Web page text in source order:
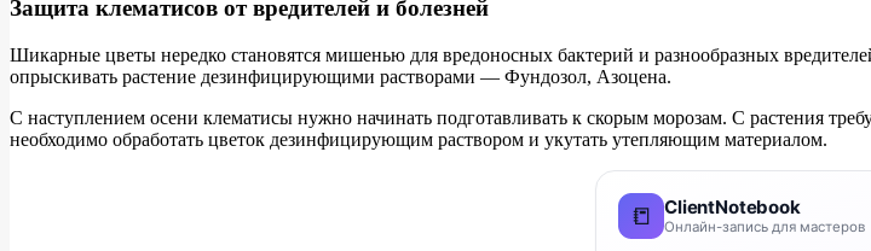
Защита клематисов от вредителей и болезней
Шикарные цветы нередко становятся мишенью для вредоносных бактерий и разнообразных
опрыскивать растение дезинфицирующими растворами — Фундозол, Азоцена.
С наступлением осени клематисы нужно начинать подготавливать к скорым морозам. С растения
необходимо обработать цветок дезинфицирующим раствором и укутать утепляющим материалом.
📒 ClientNotebook
Онлайн-запись для мастеров